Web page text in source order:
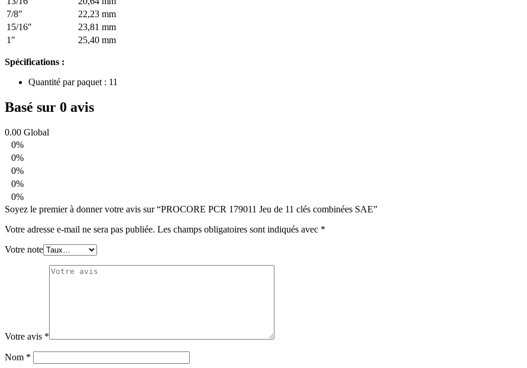
7/8″
22,23 mm
15/16″
23,81 mm
1″
25,40 mm
Spécifications :
Quantité par paquet : 11
Basé sur 0 avis
0.00 Global
0%
0%
0%
0%
0%
Soyez le premier à donner votre avis sur “PROCORE PCR 179011 Jeu de 11 clés combinées SAE”
Votre adresse e-mail ne sera pas publiée. Les champs obligatoires sont indiqués avec *
Votre note
Votre avis *
Nom *